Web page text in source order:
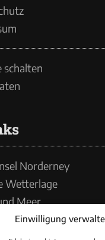
Einwilligung
schalten
Norderney
Wetterlage
Meer